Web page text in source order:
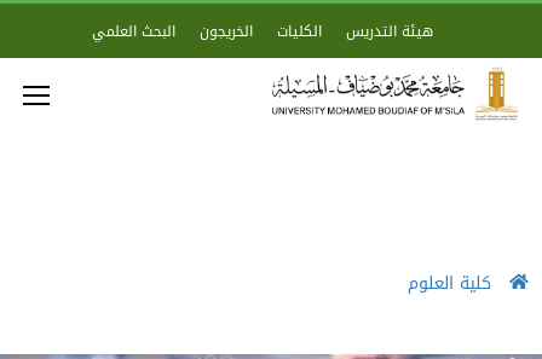
هيئة التدريس الكليات الخريجون البحث العلمي
كلية العلوم